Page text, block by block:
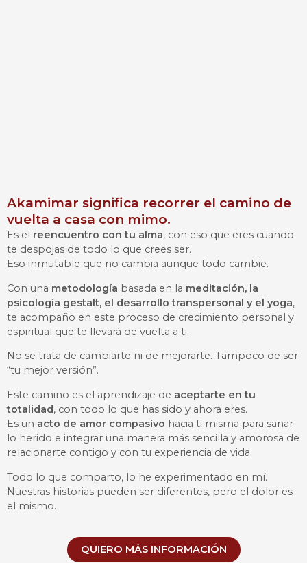
Akamimar significa recorrer el camino de
vuelta a casa con mimo.
Es el reencuentro con tu alma, con eso que eres cuando
te despojas de todo lo que crees ser.
Eso inmutable que no cambia aunque todo cambie.
Con una metodología basada en la meditación, la
psicología gestalt, el desarrollo transpersonal y el yoga,
te acompaño en este proceso de crecimiento personal y
espiritual que te llevará de vuelta a ti.
No se trata de cambiarte ni de mejorarte. Tampoco de ser
“tu mejor versión”.
Este camino es el aprendizaje de aceptarte en tu
totalidad, con todo lo que has sido y ahora eres.
Es un acto de amor compasivo hacia ti misma para sanar
lo herido e integrar una manera más sencilla y amorosa de
relacionarte contigo y con tu experiencia de vida.
Todo lo que comparto, lo he experimentado en mí.
Nuestras historias pueden ser diferentes, pero el dolor es
el mismo.
QUIERO MÁS INFORMACIÓN